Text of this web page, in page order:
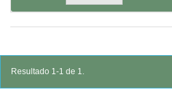
Resultado 1-1 de 1.